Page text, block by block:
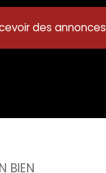
des annonces
BIEN